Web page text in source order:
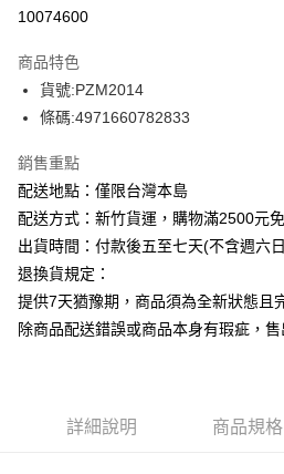
運送方式
下單前請先詢問庫存
每筆NT$130，滿NT$2,500(含以上)免
10074600
商品特色
貨號:PZM2014
條碼:4971660782833
銷售重點
配送地點：僅限台灣本島
配送方式：新竹貨運，購物滿2500元
出貨時間：付款後五至七天(不含週六
退換貨規定：
提供7天猶豫期，商品須為全新狀態且
除商品配送錯誤或商品本身有瑕疵，售
詳細說明 商品規格